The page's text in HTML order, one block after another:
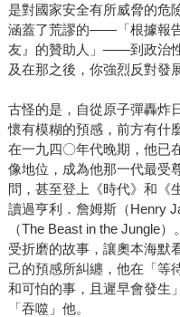
是對國家安全有所威脅的危
涵蓋了荒謬的——「根據報
友』的贊助人」——到政治
及在那之後，你強烈反對發
古怪的是，自從原子彈轟炸
懷有模糊的預感，前方有什
在一九四〇年代晚期，他已
像地位，成為他那一代最受
問，甚至登上《時代》和
讀過亨利．詹姆斯（Henry
（The Beast in the Jungle
受折磨的故事，讓奧本海默
己的預感所糾纏，他在「等
和可怕的事，且遲早會發生
「吞噬」他。